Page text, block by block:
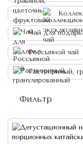
Чай для
Россыпной чай
Растворимый,
Фильтр